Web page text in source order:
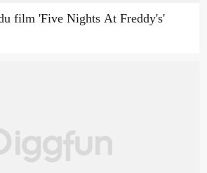
film 'Five Nights At Freddy's'